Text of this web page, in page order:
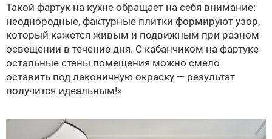
Такой фартук на кухне обращает на себя внимание:
неоднородные, фактурные плитки формируют узор,
который кажется живым и подвижным при разном
освещении в течение дня. С кабанчиком на фартуке
остальные стены помещения можно смело
оставить под лаконичную окраску — результат
получится идеальным!»